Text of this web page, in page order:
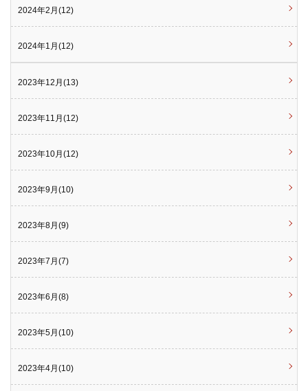
2024年2月(12)
2024年1月(12)
2023年12月(13)
2023年11月(12)
2023年10月(12)
2023年9月(10)
2023年8月(9)
2023年7月(7)
2023年6月(8)
2023年5月(10)
2023年4月(10)